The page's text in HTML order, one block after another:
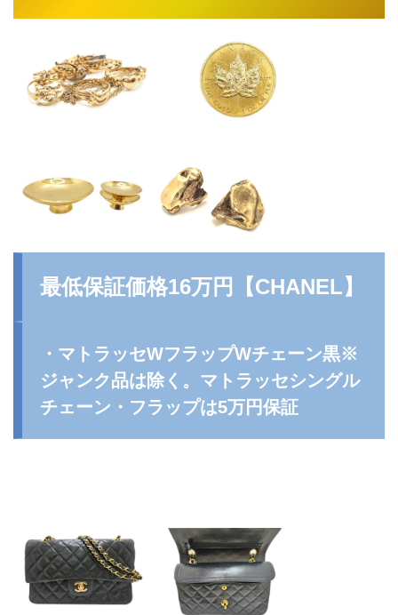
最低保証価格16万円【CHANEL】
・マトラッセWフラップWチェーン黒※
ジャンク品は除く。マトラッセシングル
チェーン・フラップは5万円保証